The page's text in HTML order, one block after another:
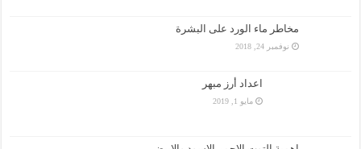
مخاطر ماء الورد على البشرة
نوفمبر 24, 2018
اعداد أرز مبهر
مايو 1, 2019